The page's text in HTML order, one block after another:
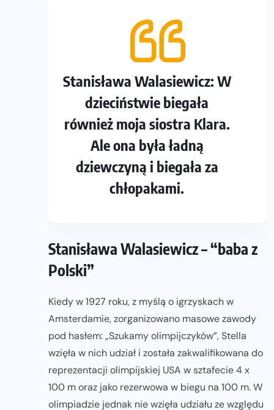
Stanisława Walasiewicz: W
dzieciństwie biegała
również moja siostra Klara.
Ale ona była ładną
dziewczyną i biegała za
chłopakami.
Stanisława Walasiewicz – “baba z
Polski”
Kiedy w 1927 roku, z myślą o igrzyskach w
Amsterdamie, zorganizowano masowe zawody
pod hasłem: „Szukamy olimpijczyków”, Stella
wzięła w nich udział i została zakwalifikowana do
reprezentacji olimpijskiej USA w sztafecie 4 x
100 m oraz jako rezerwowa w biegu na 100 m. W
olimpiadzie jednak nie wzięła udziału ze względu